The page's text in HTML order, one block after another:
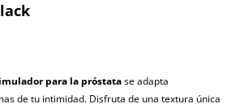
para la próstatase adapta
de tu intimidad. Disfruta de una textura única